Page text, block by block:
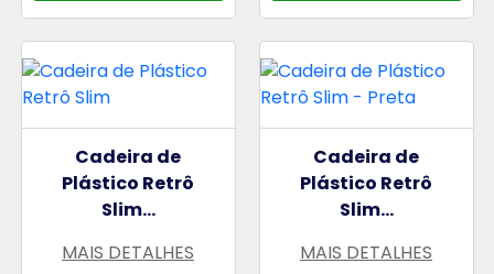
Cadeira de
Plástico Retrô
Slim...
MAIS DETALHES
Cadeira de
Plástico Retrô
Slim...
MAIS DETALHES